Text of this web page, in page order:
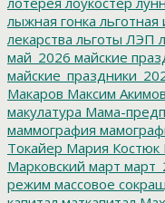
лыжная гонка льготная
лекарства льготы ЛЭП
май_2026 майские
Макаров Максим Акимов
макулатура Мама-
маммография
Токайер Мария Костюк
Марковский март
режим массовое